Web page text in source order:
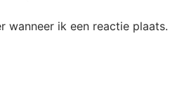
wanneer ik een reactie plaats.